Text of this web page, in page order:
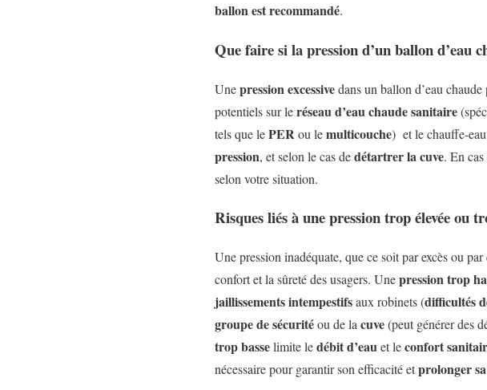
ballon est recommandé.
Que faire si la pression d’un ballon d’eau
Unepression excessivedans un ballon d’eau
potentiels sur leréseau d’eau chaude sanitaire
tels que lePER ou lemulticouche) et le chauffe-
pression, et selon le cas dedétartrer la cuve. En
selon votre situation.
Risques liés à une pression trop élevée ou
Une pression inadéquate, que ce soit par excès ou
confort et la sûreté des usagers. Unepression trop
jaillissements intempestifsaux robinets (difficultés
groupe de sécuritéou de la cuve(peut générer des
trop basselimite ledébit d’eauet leconfort
nécessaire pour garantir son efficacité etprolonger